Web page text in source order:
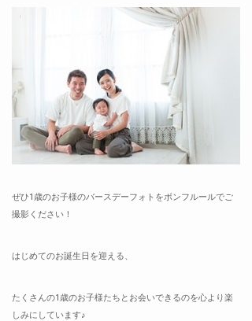
ぜひ1歳のお子様のバースデーフォトをボンフルールでご
撮影ください！
はじめてのお誕生日を迎える、
たくさんの1歳のお子様たちとお会いできるのを心より楽
しみにしています♪